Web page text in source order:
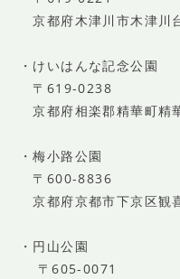
京都府木津川市木津川
・けいはんな記念公園
〒619-0238
京都府相楽郡精華町精
・梅小路公園
〒600-8836
京都府京都市下京区観
・円山公園
〒605-0071